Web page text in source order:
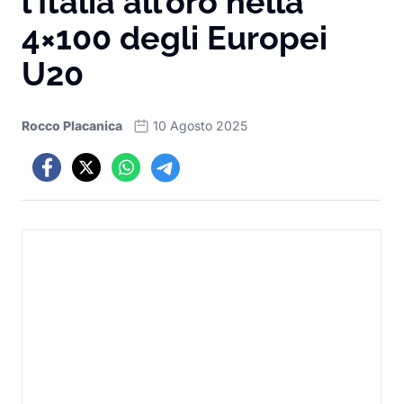
4×100 degli Europei
U20
Rocco Placanica 10 Agosto 2025